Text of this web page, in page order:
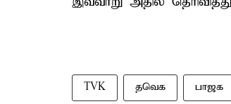
TVK தவெக பாஜக